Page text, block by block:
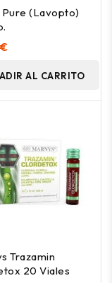
Pure (Lavopto)
AL CARRITO
Trazamin
20 Viales